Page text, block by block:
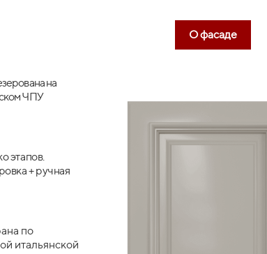
О фасаде
на
ЧПУ
этапов.
+ ручная
по
итальянской